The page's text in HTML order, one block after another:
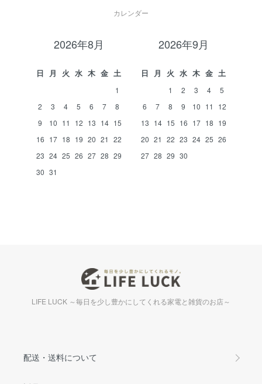
カレンダー
2026年8月
日 月 火 水 木 金 土
1
2
3 4 5 6 7
8
9
10 11 12 13 14 15
16 17 18 19 20 21 22
23 24 25 26 27 28 29
30 31
2026年9月
日 月 火 水 木 金 土
1 2 3 4
5
6
7 8 9 10 11
12
13 14 15 16 17 18 19
20 21 22 23 24 25 26
27 28 29 30
LIFE LUCK ～毎日を少し豊かにしてくれる家電と雑貨のお店～
配送・送料について